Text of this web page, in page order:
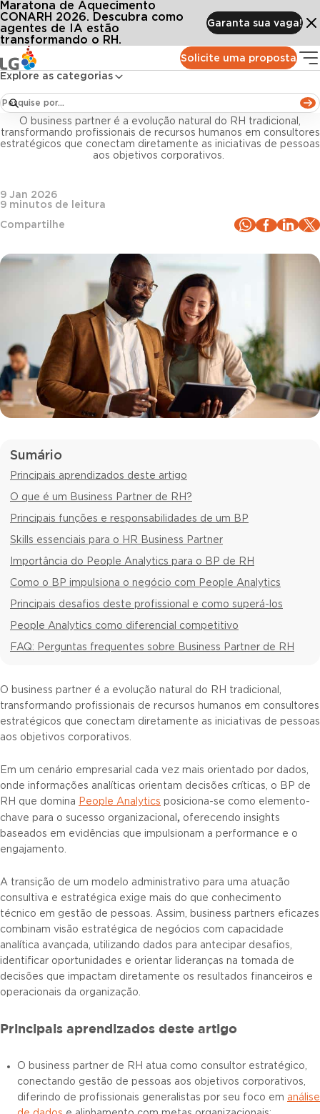
Solicite uma proposta
Explore as categorias
Maratona de Aquecimento
CONARH 2026. Descubra como
agentes de IA estão
transformando o RH.
Garanta sua vaga!
Conteúdos Blog LG
Business Partner: como atuar de forma estratégica com People Analytics
Gestão de pessoas
Business Partner: como atuar de forma
estratégica com People Analytics
O business partner é a evolução natural do RH tradicional,
transformando profissionais de recursos humanos em consultores
estratégicos que conectam diretamente as iniciativas de pessoas
aos objetivos corporativos.
9 Jan 2026
9 minutos de leitura
Compartilhe
Sumário
Principais aprendizados deste artigo
O que é um Business Partner de RH?
Principais funções e responsabilidades de um BP
Skills essenciais para o HR Business Partner
Importância do People Analytics para o BP de RH
Como o BP impulsiona o negócio com People Analytics
Principais desafios deste profissional e como superá-los
People Analytics como diferencial competitivo
FAQ: Perguntas frequentes sobre Business Partner de RH
O business partner é a evolução natural do RH tradicional,
transformando profissionais de recursos humanos em consultores
estratégicos que conectam diretamente as iniciativas de pessoas
aos objetivos corporativos.
Em um cenário empresarial cada vez mais orientado por dados,
onde informações analíticas orientam decisões críticas, o BP de
RH que domina People Analytics posiciona-se como elemento-
chave para o sucesso organizacional , oferecendo insights
baseados em evidências que impulsionam a performance e o
engajamento.
A transição de um modelo administrativo para uma atuação
consultiva e estratégica exige mais do que conhecimento
técnico em gestão de pessoas. Assim, business partners eficazes
combinam visão estratégica de negócios com capacidade
analítica avançada, utilizando dados para antecipar desafios,
identificar oportunidades e orientar lideranças na tomada de
decisões que impactam diretamente os resultados financeiros e
operacionais da organização.
Principais aprendizados deste artigo
O business partner de RH atua como consultor estratégico,
conectando gestão de pessoas aos objetivos corporativos,
diferindo de profissionais generalistas por seu foco em análise